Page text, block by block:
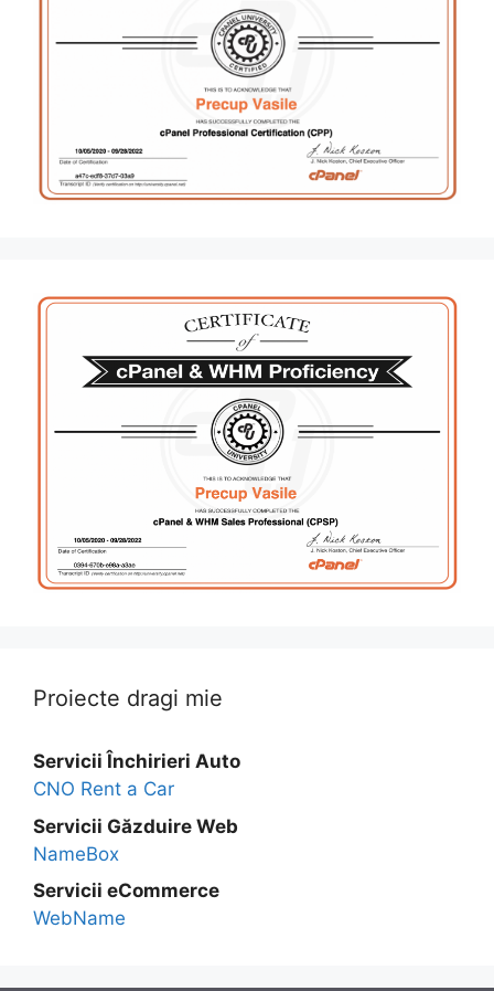
Proiecte dragi mie
Servicii Închirieri Auto
CNO Rent a Car
Servicii Găzduire Web
NameBox
Servicii eCommerce
WebName